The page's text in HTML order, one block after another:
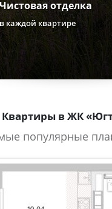
отделка
каждой квартире
Квартиры в ЖК
популярные